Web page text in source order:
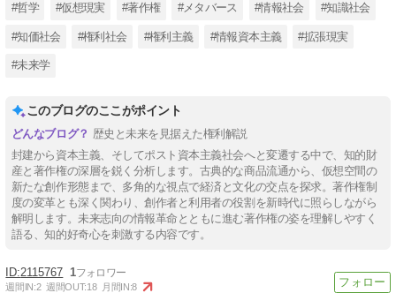
#哲学 #仮想現実 #著作権 #メタバース #情報社会 #知識社会
#知価社会 #権利社会 #権利主義 #情報資本主義 #拡張現実
#未来学
このブログのここがポイント
歴史と未来を見据えた権利解説
封建から資本主義、そしてポスト資本主義社会へと変遷する中で、知的財
産と著作権の深層を鋭く分析します。古典的な商品流通から、仮想空間の
新たな創作形態まで、多角的な視点で経済と文化の交点を探求。著作権制
度の変革とも深く関わり、創作者と利用者の役割を新時代に照らしながら
解明します。未来志向の情報革命とともに進む著作権の姿を理解しやすく
語る、知的好奇心を刺激する内容です。
2115767 1
週間IN:2 週間OUT:18 月間IN:8